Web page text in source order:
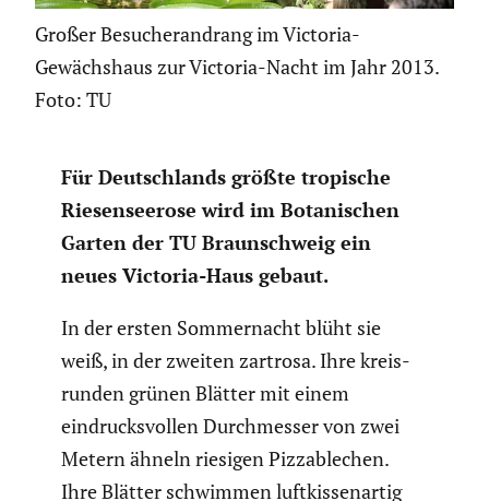
Großer Besucherandrang im Victoria-
Gewächshaus zur Victoria-Nacht im Jahr 2013.
Foto: TU
Für Deutsch­lands größte tropische
Riesen­see­rose wird im Botani­schen
Garten der TU Braun­schweig ein
neues Victoria-Haus gebaut.
In der ersten Sommer­nacht blüht sie
weiß, in der zweiten zartrosa. Ihre kreis­
runden grünen Blätter mit einem
eindrucks­vollen Durch­messer von zwei
Metern ähneln riesigen Pizza­ble­chen.
Ihre Blätter schwimmen luftkis­sen­artig